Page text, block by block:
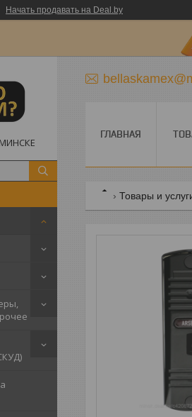
Начать продавать на Deal.by
ГЛАВНАЯ
Товары и